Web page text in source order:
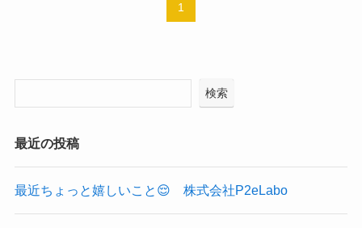
1
検索
最近の投稿
最近ちょっと嬉しいこと😌 株式会社P2eLabo